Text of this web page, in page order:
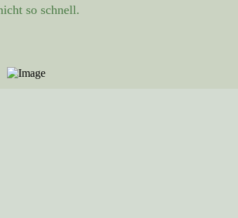
so schnell.